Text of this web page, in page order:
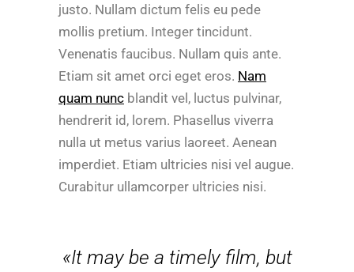
justo. Nullam dictum felis eu pede
mollis pretium. Integer tincidunt.
Venenatis faucibus. Nullam quis ante.
Etiam sit amet orci eget eros. Nam
quam nunc blandit vel, luctus pulvinar,
hendrerit id, lorem. Phasellus viverra
nulla ut metus varius laoreet. Aenean
imperdiet. Etiam ultricies nisi vel augue.
Curabitur ullamcorper ultricies nisi.
«It may be a timely film, but